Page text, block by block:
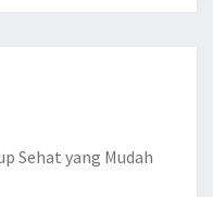
Sehat yang Mudah